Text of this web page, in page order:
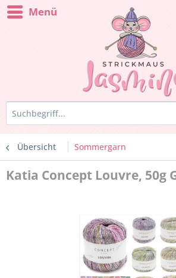
Menü
Übersicht Sommergarn
Katia Concept Louvre, 50g